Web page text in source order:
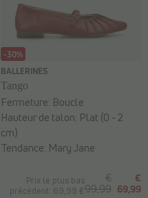
-30%
BALLERINES
Tango
Prix le plus bas
précédent: 69,99 €
€
99,99
€
69,99
Fermeture: Boucle
Hauteur de talon: Plat (0 - 2
cm)
Tendance: Mary Jane